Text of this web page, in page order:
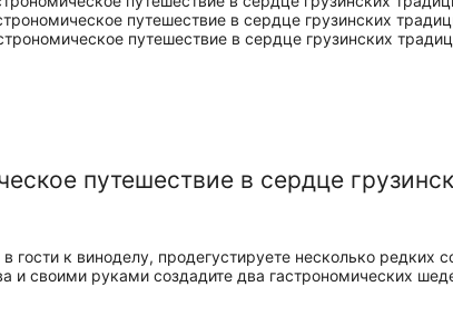
путешествие в сердце
к виноделу, продегустируете несколько редких
и своими руками создадите два гастрономических